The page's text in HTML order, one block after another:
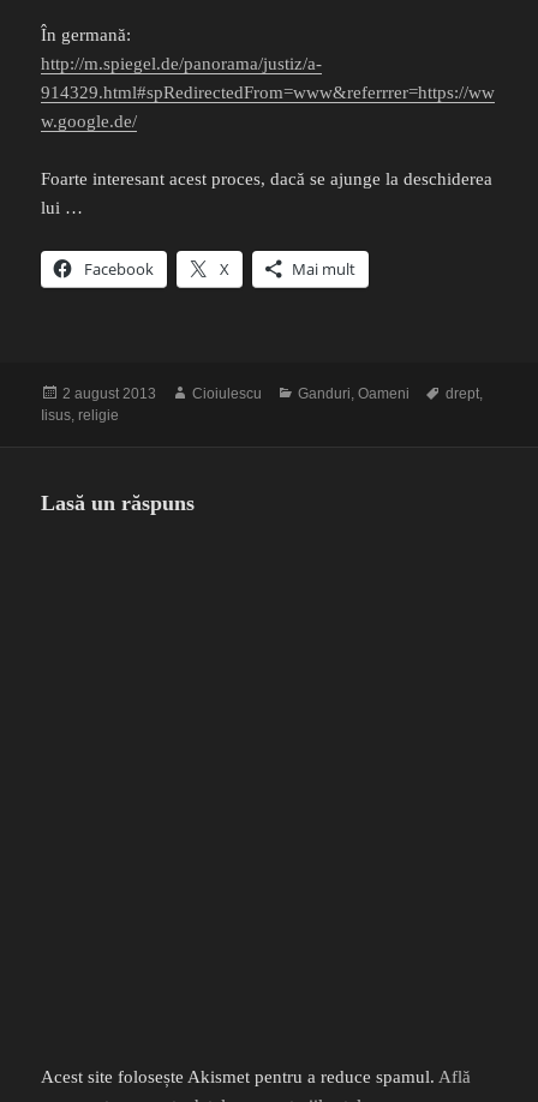
În germană:
http://m.spiegel.de/panorama/justiz/a-
914329.html#spRedirectedFrom=www&referrrer=https://ww
w.google.de/
Foarte interesant acest proces, dacă se ajunge la deschiderea
lui …
Facebook X Mai mult
Publicat
pe
2 august 2013 Autor
Cioiulescu Categorii
Ganduri,Oameni Etichete
drept,
Iisus, religie
Lasă un răspuns
Acest site folosește Akismet pentru a reduce spamul. Află